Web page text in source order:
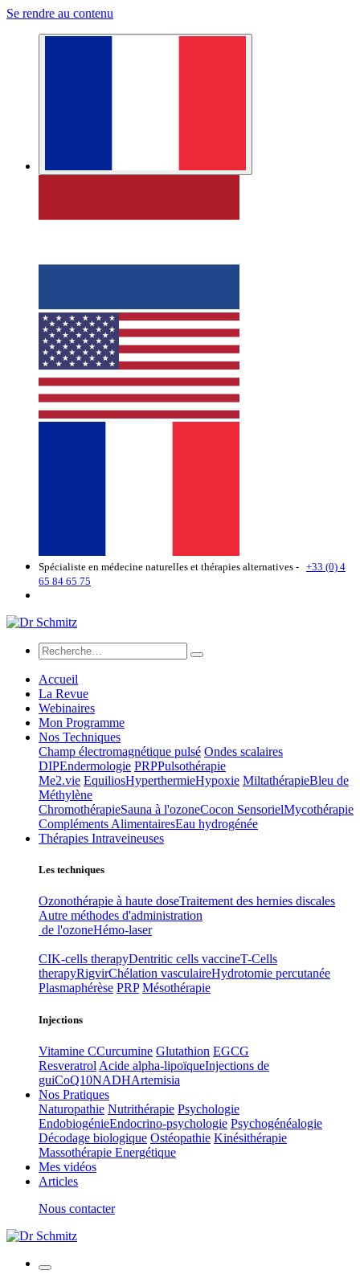
Se rendre au contenu
Spécialiste en médecine naturelles et thérapies alternatives - +33 (0) 4
65 84 65 75
Accueil
La Revue
Webinaires
Mon Programme
Nos Techniques
Champ électromagnétique pulsé Ondes scalaires
DIPEndermologie PRPPulsothérapie
Me2.vie EquiliosHyperthermieHypoxie MiltathérapieBleu de
Méthylène
ChromothérapieSauna à l'ozoneCocon SensorielMycothérapie
Compléments AlimentairesEau hydrogénée
Thérapies Intraveineuses
Les techniques
Ozonothérapie à haute doseTraitement des hernies discales
Autre méthodes d'administration
de l'ozoneHémo-laser
CIK-cells therapyDentritic cells vaccineT-Cells
therapyRigvirChélation vasculaireHydrotomie percutanée
Plasmaphérèse PRP Mésothérapie
Injections
Vitamine CCurcumine Glutathion EGCG
Resveratrol Acide alpha-lipoïqueInjections de
guiCoQ10NADHArtemisia
Nos Pratiques
Naturopathie Nutrithérapie Psychologie
EndobiogénieEndocrino-psychologie Psychogénéalogie
Décodage biologique Ostéopathie Kinésithérapie
Massothérapie Energétique
Mes vidéos
Articles
Nous contacter